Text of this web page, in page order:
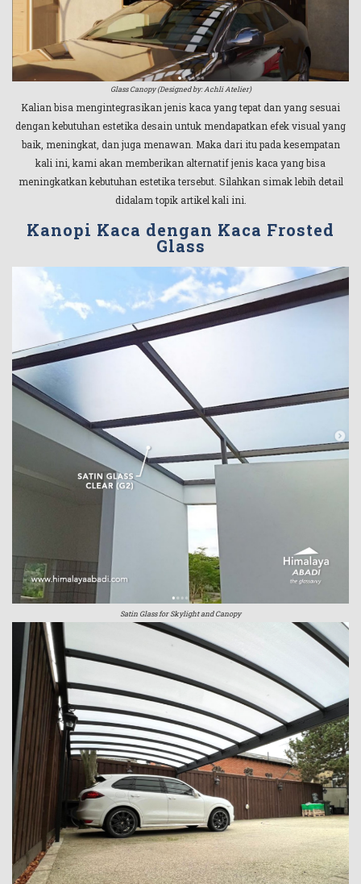
Glass Canopy (Designed by: Achli Atelier)
Kalian bisa mengintegrasikan jenis kaca yang tepat dan yang sesuai
dengan kebutuhan estetika desain untuk mendapatkan efek visual yang
baik, meningkat, dan juga menawan. Maka dari itu pada kesempatan
kali ini, kami akan memberikan alternatif jenis kaca yang bisa
meningkatkan kebutuhan estetika tersebut. Silahkan simak lebih detail
didalam topik artikel kali ini.
Kanopi Kaca dengan Kaca Frosted
Glass
Satin Glass for Skylight and Canopy